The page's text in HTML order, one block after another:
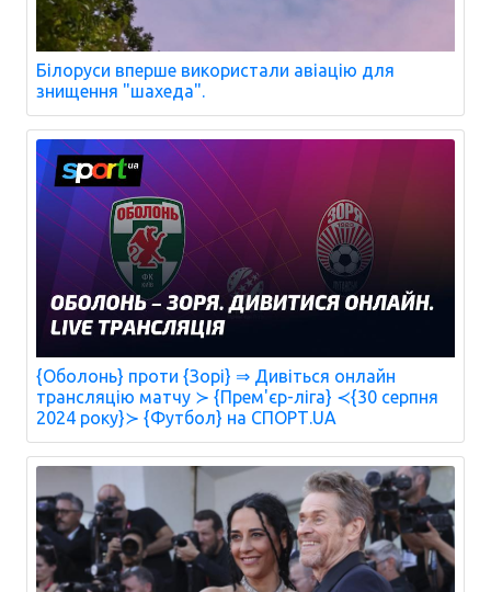
Білоруси вперше використали авіацію для
знищення "шахеда".
{Оболонь} проти {Зорі} ⇒ Дивіться онлайн
трансляцію матчу ≻ {Прем'єр-ліга} ≺{30 серпня
2024 року}≻ {Футбол} на СПОРТ.UA